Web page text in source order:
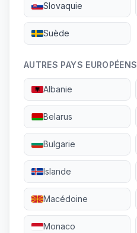
Slovaquie
Suède
AUTRES PAYS EUROPÉENS
Albanie
Belarus
Bulgarie
Islande
Macédoine
Monaco